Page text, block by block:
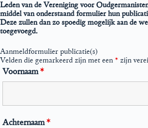
Leden van de Vereniging voor
middel van onderstaand formulier hun
Deze zullen dan zo spoedig mogelijk aan de
toegevoegd.
Aanmeldformulier publicatie(s)
Velden die gemarkeerd zijn met een* zijn
Voornaam*
Achternaam*